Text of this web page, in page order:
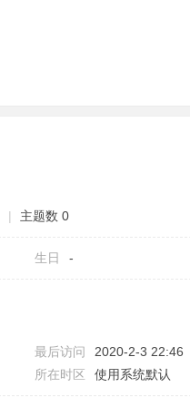
| 主题数 0
生日 -
最后访问 2020-2-3 22:46
所在时区 使用系统默认